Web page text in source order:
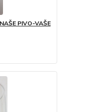
PIVO-VAŠE